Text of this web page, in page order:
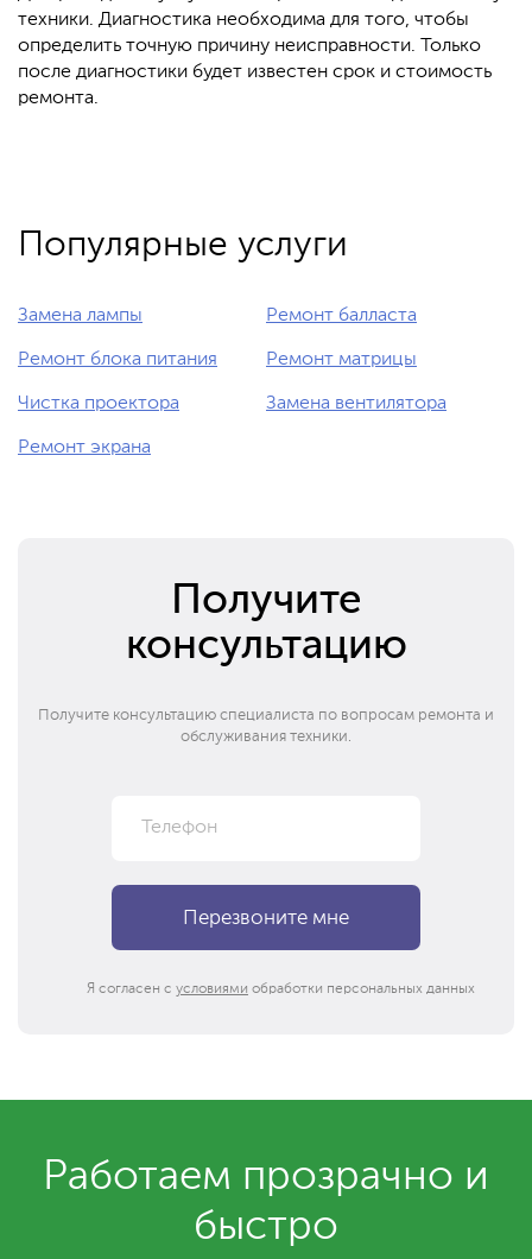
техники. Диагностика необходима для того, чтобы
определить точную причину неисправности. Только
после диагностики будет известен срок и стоимость
ремонта.
Популярные услуги
Замена лампы Ремонт балласта
Ремонт блока питания Ремонт матрицы
Чистка проектора Замена вентилятора
Ремонт экрана
Получите
консультацию
Получите консультацию специалиста по вопросам ремонта и
обслуживания техники.
Я согласен с условиями обработки персональных данных
Работаем прозрачно и
быстро